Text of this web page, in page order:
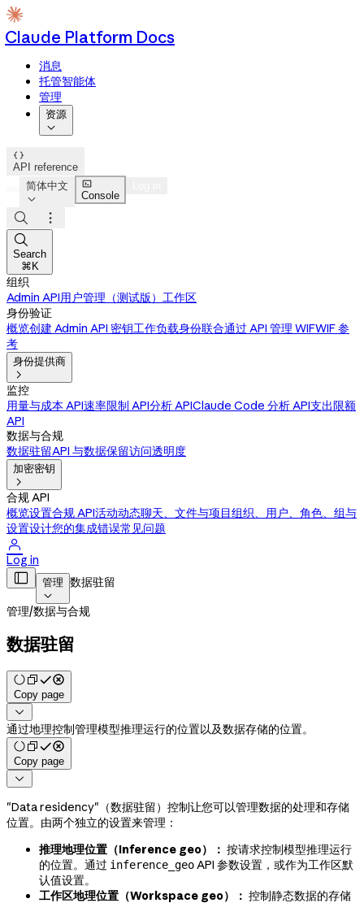
Claude Platform Docs
消息
托管智能体
管理
资源


API reference
简体中文


Console



Search
⌘K
组织
Admin API用户管理（测试版） 工作区
身份验证
概览创建 Admin API 密钥工作负载身份联合通过 API 管理 WIFWIF 参
考
身份提供商

监控
用量与成本 API速率限制 API分析 APIClaude Code 分析 API支出限额
API
数据与合规
数据驻留API 与数据保留访问透明度
加密密钥

合规 API
概览设置合规 API活动动态聊天、文件与项目组织、用户、角色、组与
设置设计您的集成错误常见问题

Log in
 管理

数据驻留
管理/数据与合规
数据驻留
Copy page

通过地理控制管理模型推理运行的位置以及数据存储的位置。
Copy page

"Data residency"（数据驻留）控制让您可以管理数据的处理和存储
位置。由两个独立的设置来管理：
推理地理位置（Inference geo）： 按请求控制模型推理运行
的位置。通过 inference_geoAPI 参数设置，或作为工作区默
认值设置。
工作区地理位置（Workspace geo）： 控制静态数据的存储